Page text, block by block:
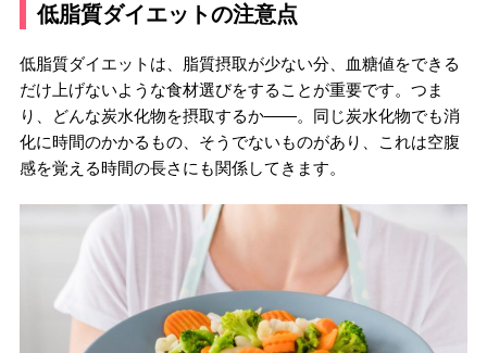
低脂質ダイエットの注意点
低脂質ダイエットは、脂質摂取が少ない分、血糖値をできる
だけ上げないような食材選びをすることが重要です。つま
り、どんな炭水化物を摂取するか――。同じ炭水化物でも消
化に時間のかかるもの、そうでないものがあり、これは空腹
感を覚える時間の長さにも関係してきます。